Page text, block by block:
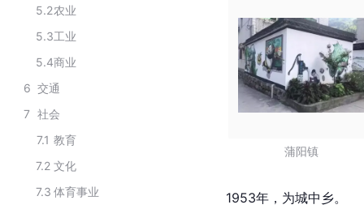
5.2农业
5.3工业
5.4商业
6 交通
7 社会
7.1 教育
7.2 文化
7.3 体育事业
蒲阳镇
1953年，为城中乡。